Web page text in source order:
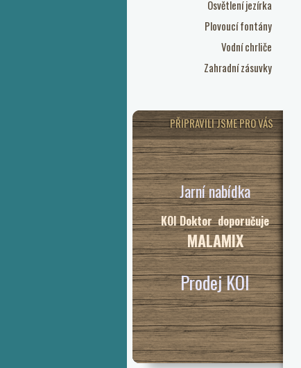
Osvětlení jezírka
Plovoucí fontány
Vodní chrliče
Zahradní zásuvky
PŘIPRAVILI JSME PRO VÁS
Jarní nabídka
KOI Doktor doporučuje
MALAMIX
Prodej KOI